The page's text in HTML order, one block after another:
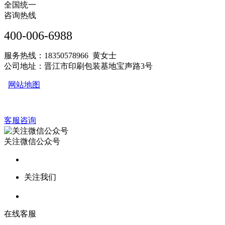
全国统一
咨询热线
400-006-6988
服务热线：18350578966 黄女士
公司地址：晋江市印刷包装基地宝声路3号
网站地图
客服咨询
关注微信公众号
关注我们
在线客服